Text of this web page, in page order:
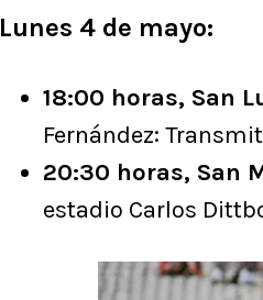
Lunes 4 de mayo:
18:00 horas, San
Fernández:
20:30 horas, San
estadio Carlos